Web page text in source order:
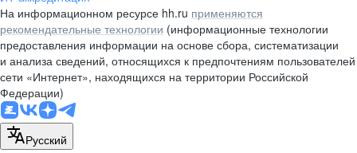
На информационном ресурсе hh.ru применяются
рекомендательные технологии (информационные технологии
предоставления информации на основе сбора, систематизации
и анализа сведений, относящихся к предпочтениям пользователей
сети «Интернет», находящихся на территории Российской
Федерации)
Русский